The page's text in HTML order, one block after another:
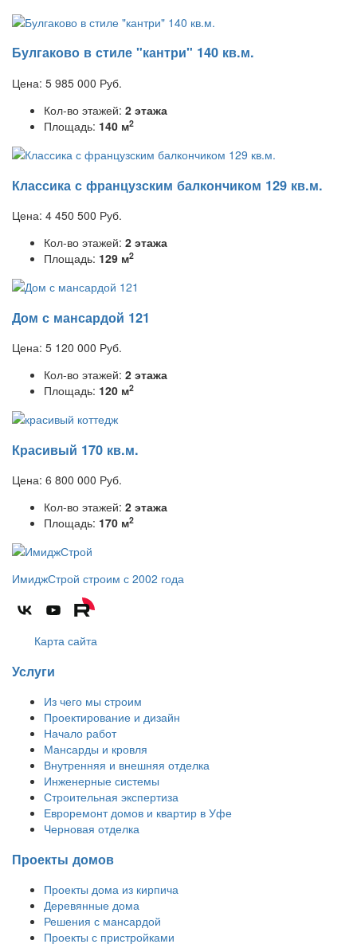
Булгаково в стиле "кантри" 140 кв.м.
Цена: 5 985 000 Руб.
Кол-во этажей: 2 этажа
Площадь: 140 м2
Классика с французским балкончиком 129 кв.м.
Цена: 4 450 500 Руб.
Кол-во этажей: 2 этажа
Площадь: 129 м2
Дом с мансардой 121
Цена: 5 120 000 Руб.
Кол-во этажей: 2 этажа
Площадь: 120 м2
Красивый 170 кв.м.
Цена: 6 800 000 Руб.
Кол-во этажей: 2 этажа
Площадь: 170 м2
ИмиджСтрой строим с 2002 года
Карта сайта
Услуги
Из чего мы строим
Проектирование и дизайн
Начало работ
Мансарды и кровля
Внутренняя и внешняя отделка
Инженерные системы
Строительная экспертиза
Евроремонт домов и квартир в Уфе
Черновая отделка
Проекты домов
Проекты дома из кирпича
Деревянные дома
Решения с мансардой
Проекты с пристройками